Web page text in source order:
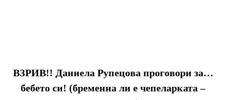
ВЗРИВ!! Даниела Рупецова проговори за…
бебето си! (бременна ли е чепеларката –